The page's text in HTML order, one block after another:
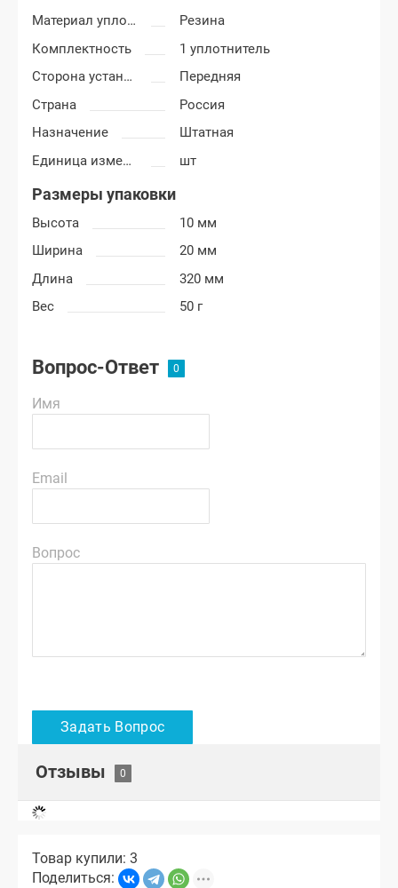
Материал уплотнителя
Резина
Комплектность
1 уплотнитель
Сторона установки
Передняя
Страна
Россия
Назначение
Штатная
Единица измерения
шт
Размеры упаковки
Высота
10 мм
Ширина
20 мм
Длина
320 мм
Вес
50 г
Вопрос-Ответ
Имя
Email
Вопрос
Отзывы
Товар купили: 3
Поделиться: